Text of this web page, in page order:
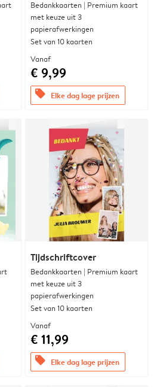
Bedankkaarten | Premium kaart
met keuze uit 3
papierafwerkingen
Set van 10 kaarten
Vanaf
€ 9,99
offers Elke dag lage prijzen
Tijdschriftcover
Bedankkaarten | Premium kaart
met keuze uit 3
papierafwerkingen
Set van 10 kaarten
Vanaf
€ 11,99
offers Elke dag lage prijzen